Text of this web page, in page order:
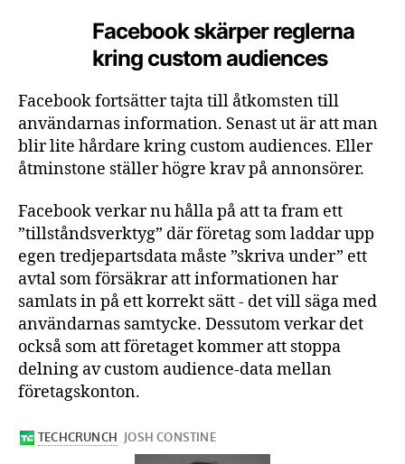
Facebook skärper reglerna
kring custom audiences
Facebook fortsätter tajta till åtkomsten till
användarnas information. Senast ut är att man
blir lite hårdare kring custom audiences. Eller
åtminstone ställer högre krav på annonsörer.
Facebook verkar nu hålla på att ta fram ett
”tillståndsverktyg” där företag som laddar upp
egen tredjepartsdata måste ”skriva under” ett
avtal som försäkrar att informationen har
samlats in på ett korrekt sätt - det vill säga med
användarnas samtycke. Dessutom verkar det
också som att företaget kommer att stoppa
delning av custom audience-data mellan
företagskonton.